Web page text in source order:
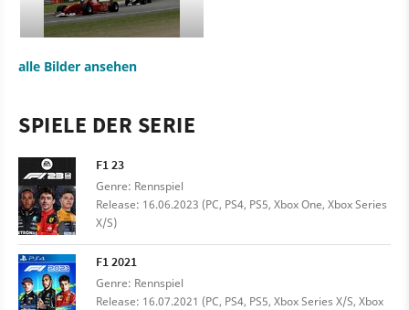
alle Bilder ansehen
SPIELE DER SERIE
F1 23
Genre: Rennspiel
Release: 16.06.2023 (PC, PS4, PS5, Xbox One, Xbox Series
X/S)
F1 2021
Genre: Rennspiel
Release: 16.07.2021 (PC, PS4, PS5, Xbox Series X/S, Xbox